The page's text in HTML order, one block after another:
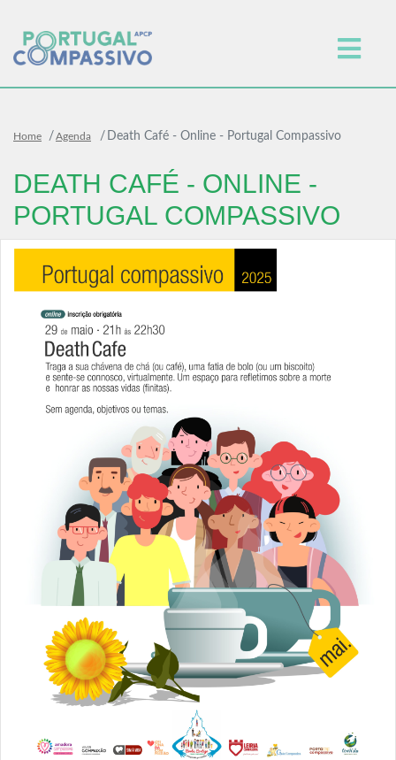
Home Agenda Death Café - Online - Portugal Compassivo
DEATH CAFÉ - ONLINE -
PORTUGAL COMPASSIVO